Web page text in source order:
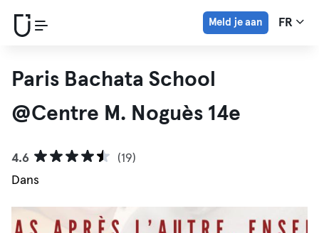
Meld je aan FR
Paris Bachata School
@Centre M. Noguès 14e
4.6
(19)
Dans